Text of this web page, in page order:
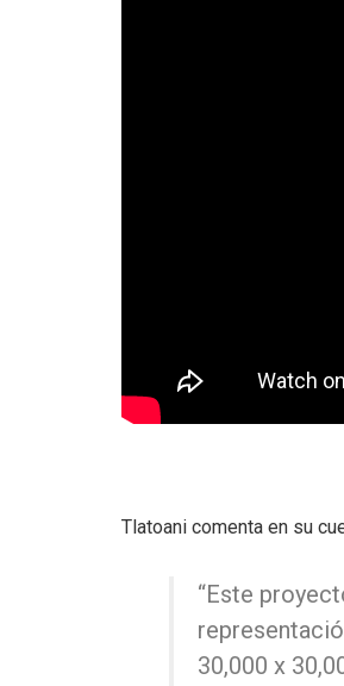
Tlatoani comenta en su
“Este
30,000 x